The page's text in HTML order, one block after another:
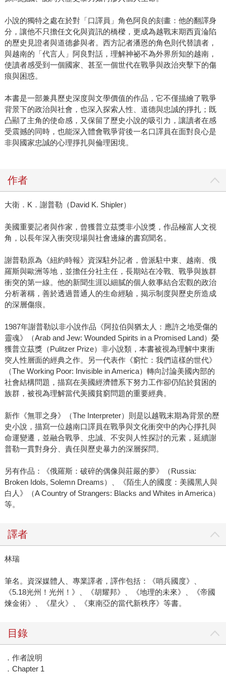
小說的獨特之處在於對「口譯員」角色阿良的刻畫：他的翻譯身
分，讓他不只擔任文化與資訊的橋樑，更成為越戰末期西貢淪陷
的歷史見證者與道德參與者。西方記者潘恩的角色則代替讀者，
與越南的「代言人」阿良對話，理解神祕不為外界所知的越南，
使讀者感受到一個國家、甚至一個世代在戰爭與政治夾擊下的傷
痕與困惑。
本書是一部兼具歷史深度與文學價值的作品，它不僅描繪了戰爭
背景下的政治與社會，也深入探索人性、道德與忠誠的掙扎；既
凸顯了主角的使命感，又保留了歷史小說的吸引力，讓讀者在感
受震撼的同時，也能深入體會戰爭背後一名口譯員在面對良心是
非與國家忠誠的心理掙扎與倫理困境。
作者
大衛．K．謝普勒（David K. Shipler）
美國重要記者與作家，曾獲普立茲獎非小說獎，作品極富人文視
角，以長年深入衝突現場與社會邊緣的書寫聞名。
謝普勒原為《紐約時報》資深駐外記者，曾派駐中東、越南、俄
羅斯與歐洲等地，並擔任分社主任，長期站在冷戰、戰爭與族群
衝突的第一線。他的新聞生涯以細膩的個人敘事結合宏觀的政治
分析著稱，善於透過普通人的生命經驗，揭示制度與歷史所造成
的深層傷痕。
1987年謝普勒以非小說作品《阿拉伯與猶太人：應許之地受傷的
靈魂》（Arab and Jew: Wounded Spirits in a Promised Land）榮
獲普立茲獎（Pulitzer Prize）非小說類，本書被視為理解中東衝
突人性層面的經典之作。另一代表作《窮忙：我們這樣的世代》
（The Working Poor: Invisible in America）轉向討論美國內部的
社會結構問題，描寫在美國經濟體系下努力工作卻仍陷於貧困的
族群，被視為理解當代美國貧窮問題的重要經典。
新作《無罪之身》（The Interpreter）則是以越戰末期為背景的歷
史小說，描寫一位越南口譯員在戰爭與文化衝突中的內心掙扎與
命運變遷，並融合戰爭、忠誠、不安與人性探討的元素，延續謝
普勒一貫對身分、責任與歷史暴力的深層探問。
另有作品：《俄羅斯：破碎的偶像與莊嚴的夢》（Russia:
Broken Idols, Solemn Dreams）、《陌生人的國度：美國黑人與
白人》（A Country of Strangers: Blacks and Whites in America）
等。
譯者
林瑞
筆名。資深媒體人、專業譯者，譯作包括：《哨兵國度》、
《5.18光州！光州！》、《胡耀邦》、《地理的未來》、《帝國
煉金術》、《星火》、《東南亞的當代新秩序》等書。
目錄
．作者說明
．Chapter 1